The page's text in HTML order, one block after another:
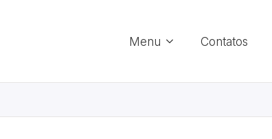
Menu Contatos